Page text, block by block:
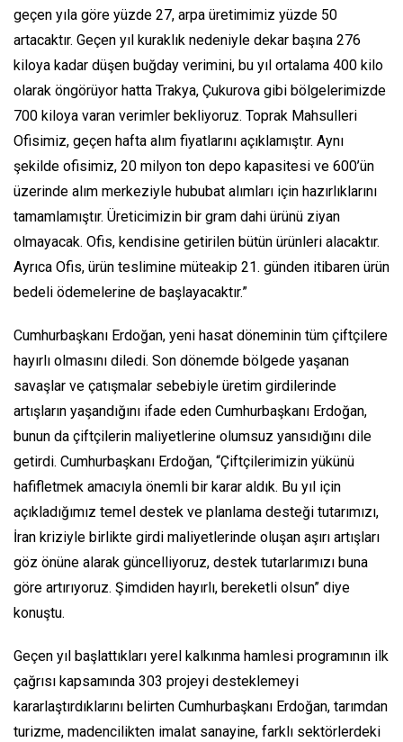
geçen yıla göre yüzde 27, arpa üretimimiz yüzde 50
artacaktır. Geçen yıl kuraklık nedeniyle dekar başına 276
kiloya kadar düşen buğday verimini, bu yıl ortalama 400 kilo
olarak öngörüyor hatta Trakya, Çukurova gibi bölgelerimizde
700 kiloya varan verimler bekliyoruz. Toprak Mahsulleri
Ofisimiz, geçen hafta alım fiyatlarını açıklamıştır. Aynı
şekilde ofisimiz, 20 milyon ton depo kapasitesi ve 600’ün
üzerinde alım merkeziyle hububat alımları için hazırlıklarını
tamamlamıştır. Üreticimizin bir gram dahi ürünü ziyan
olmayacak. Ofis, kendisine getirilen bütün ürünleri alacaktır.
Ayrıca Ofis, ürün teslimine müteakip 21. günden itibaren ürün
bedeli ödemelerine de başlayacaktır.”
Cumhurbaşkanı Erdoğan, yeni hasat döneminin tüm çiftçilere
hayırlı olmasını diledi. Son dönemde bölgede yaşanan
savaşlar ve çatışmalar sebebiyle üretim girdilerinde
artışların yaşandığını ifade eden Cumhurbaşkanı Erdoğan,
bunun da çiftçilerin maliyetlerine olumsuz yansıdığını dile
getirdi. Cumhurbaşkanı Erdoğan, “Çiftçilerimizin yükünü
hafifletmek amacıyla önemli bir karar aldık. Bu yıl için
açıkladığımız temel destek ve planlama desteği tutarımızı,
İran kriziyle birlikte girdi maliyetlerinde oluşan aşırı artışları
göz önüne alarak güncelliyoruz, destek tutarlarımızı buna
göre artırıyoruz. Şimdiden hayırlı, bereketli olsun” diye
konuştu.
Geçen yıl başlattıkları yerel kalkınma hamlesi programının ilk
çağrısı kapsamında 303 projeyi desteklemeyi
kararlaştırdıklarını belirten Cumhurbaşkanı Erdoğan, tarımdan
turizme, madencilikten imalat sanayine, farklı sektörlerdeki